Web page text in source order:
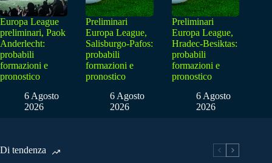
Europa League
preliminari, Paok
Anderlecht:
probabili
formazioni e
pronostico
6 Agosto
2026
Preliminari
Europa League,
Salisburgo-Pafos:
probabili
formazioni e
pronostico
6 Agosto
2026
Preliminari
Europa League,
Hradec-Besiktas:
probabili
formazioni e
pronostico
6 Agosto
2026
Di tendenza